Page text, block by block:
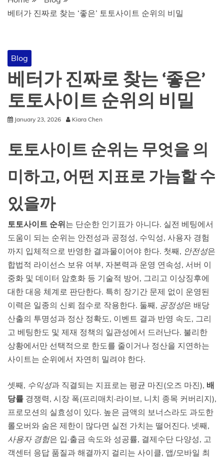
베터가 진짜로 찾는 ‘좋은’ 토토사이트 순위의 비밀
Blog
베터가 진짜로 찾는 ‘좋은’
토토사이트 순위의 비밀
January 23, 2026 Kiara Chen
토토사이트 순위는 무엇을 의
미하고, 어떤 지표로 가늠할 수
있을까
토토사이트 순위는 단순한 인기표가 아니다. 실전 베팅에서
도움이 되는 순위는 안전성과 공정성, 수익성, 사용자 경험
까지 입체적으로 반영한 결과물이어야 한다. 첫째, 안전성은
합법적 라이선스 보유 여부, 자본력과 운영 연속성, 서버 이
중화 및 데이터 암호화 등 기술적 방어, 그리고 이상징후에
대한 대응 체계로 판단한다. 특히 장기간 문제 없이 운영된
이력은 일종의 신뢰 점수로 작용한다. 둘째, 공정성은 배당
산출의 투명성과 정산 정확도, 이벤트 결과 반영 속도, 그리
고 베팅한도 및 제재 정책의 일관성에서 드러난다. 불리한
상황에서만 선택적으로 한도를 줄이거나 정산을 지연하는
사이트는 순위에서 자연히 밀려야 한다.
셋째, 수익성과 직결되는 지표로는 평균 마진(오즈 마진), 배
당률 경쟁력, 시장 폭(프리매치·라이브, 니치 종목 커버리지),
프로모션의 실효성이 있다. 높은 금액의 보너스라도 과도한
롤오버와 숨은 제한이 많다면 실전 가치는 떨어진다. 넷째,
사용자 경험은 입·출금 속도와 성공률, 결제수단 다양성, 고
객센터 응답 품질과 해결까지 걸리는 사이클, 앱/모바일 최